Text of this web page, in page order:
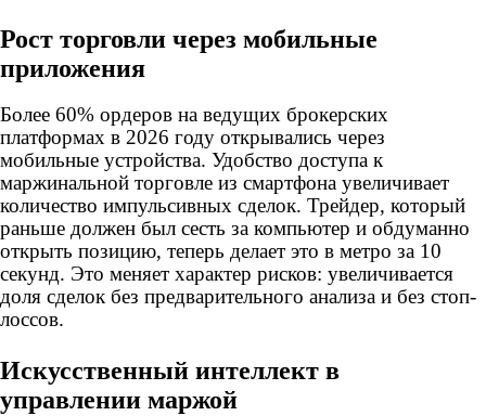
Рост торговли через мобильные
приложения
Более 60% ордеров на ведущих брокерских
платформах в 2026 году открывались через
мобильные устройства. Удобство доступа к
маржинальной торговле из смартфона увеличивает
количество импульсивных сделок. Трейдер, который
раньше должен был сесть за компьютер и обдуманно
открыть позицию, теперь делает это в метро за 10
секунд. Это меняет характер рисков: увеличивается
доля сделок без предварительного анализа и без стоп-
лоссов.
Искусственный интеллект в
управлении маржой